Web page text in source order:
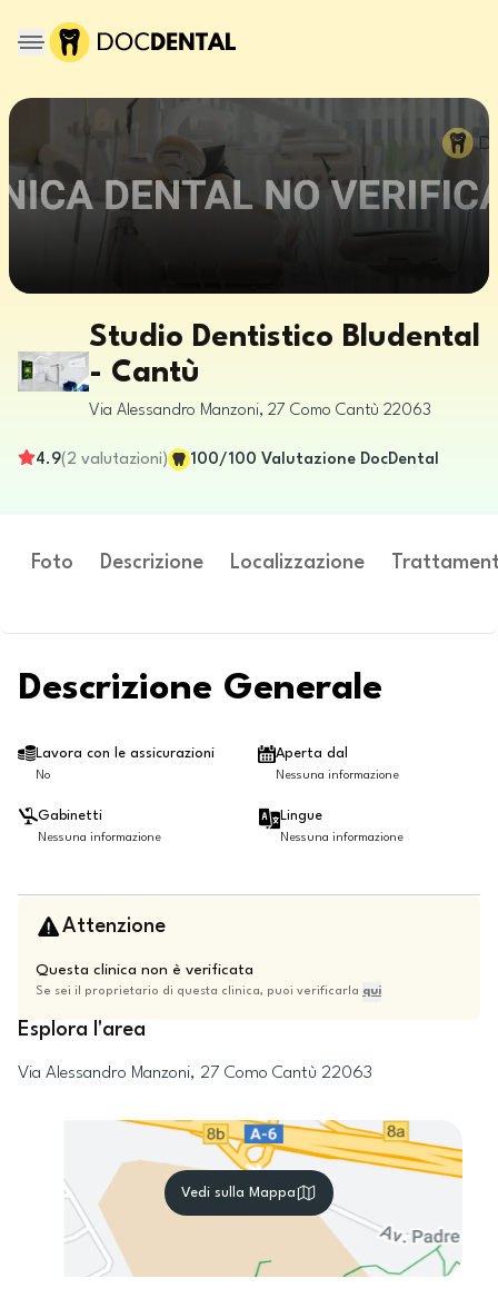
Studio Dentistico Bludental
- Cantù
Via Alessandro Manzoni, 27 Como Cantù 22063
4.9( 2 valutazioni) 100/100 Valutazione DocDental
Foto Descrizione Localizzazione
Descrizione Generale
Lavora con le assicurazioni
No
Aperta dal
Nessuna informazione
Gabinetti
Nessuna informazione
Lingue
Nessuna informazione
Attenzione
Questa clinica non è verificata
Se sei il proprietario di questa clinica, puoi verificarla qui
Esplora l'area
Via Alessandro Manzoni, 27 Como Cantù 22063
Vedi sulla Mappa